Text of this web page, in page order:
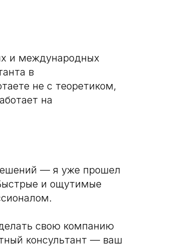
и международных
в
не с теоретиком,
на
— я уже прошел
и ощутимые
свою компанию
консультант — ваш